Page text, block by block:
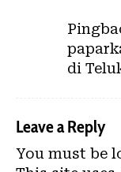
di
Leave a Reply
You must be